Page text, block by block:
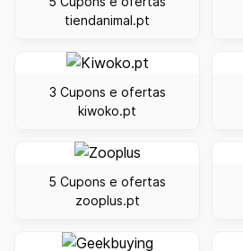
tiendanimal.pt
3 Cupons e ofertas
kiwoko.pt
5 Cupons e ofertas
zooplus.pt